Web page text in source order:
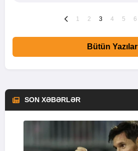
1 2 3 4 5 6
Bütün Yazılar
SON XƏBƏRLƏR